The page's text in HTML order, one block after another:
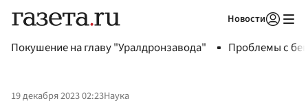
Новости
Покушение на главу "Уралдронзавода" Проблемы с
19 декабря 2023 02:23Наука